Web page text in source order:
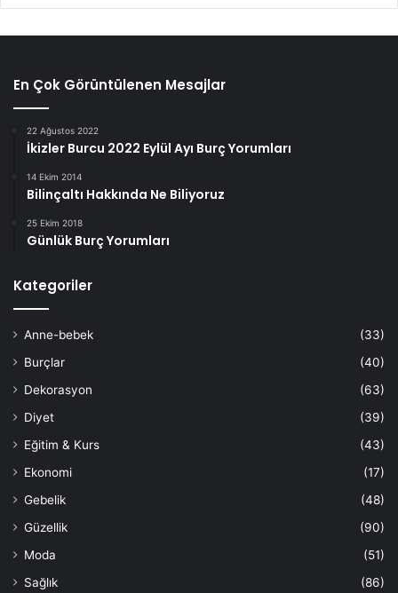
En Çok Görüntülenen Mesajlar
22 Ağustos 2022
İkizler Burcu 2022 Eylül Ayı Burç Yorumları
14 Ekim 2014
Bilinçaltı Hakkında Ne Biliyoruz
25 Ekim 2018
Günlük Burç Yorumları
Kategoriler
Anne-bebek
(33)
Burçlar
(40)
Dekorasyon
(63)
Diyet
(39)
Eğitim & Kurs
(43)
Ekonomi
(17)
Gebelik
(48)
Güzellik
(90)
Moda
(51)
Sağlık
(86)